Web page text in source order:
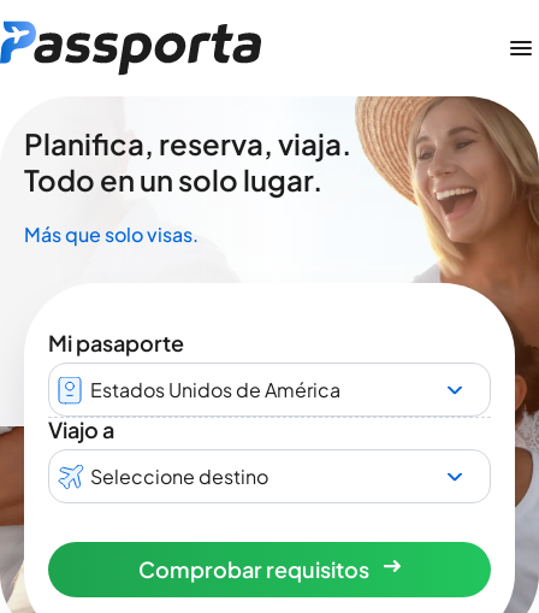
Planifica, reserva, viaja.
Todo en un solo lugar.
Más que solo visas.
Mi pasaporte
Estados Unidos de América
Viajo a
Seleccione destino
Comprobar requisitos